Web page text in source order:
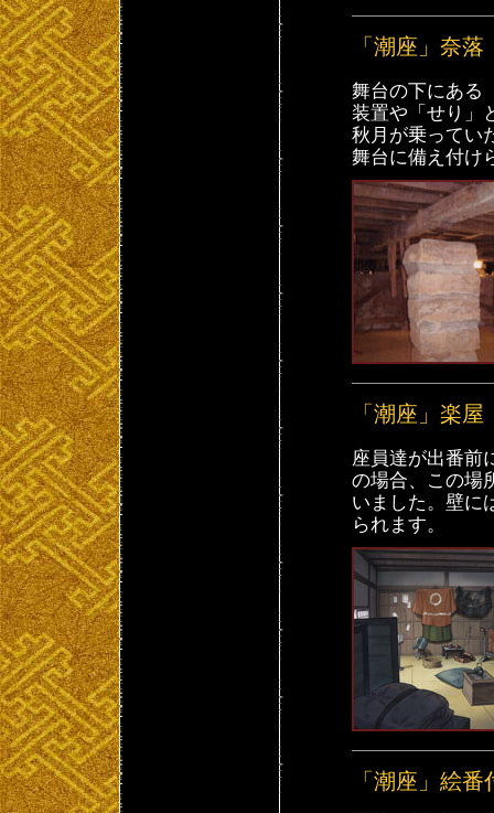
「潮座」奈落
舞台の下にある
装置や「せり」
秋月が乗ってい
舞台に備え付け
「潮座」楽屋
座員達が出番前
の場合、この場
いました。壁に
られます。
「潮座」絵